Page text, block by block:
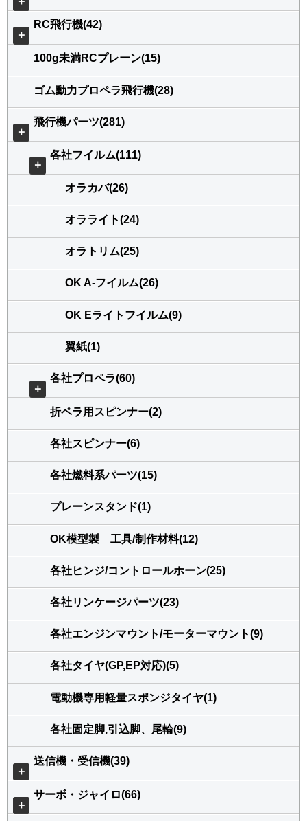
＋
RC飛行機(42)
100g未満RCプレーン(15)
ゴム動力プロペラ飛行機(28)
＋
飛行機パーツ(281)
＋
各社フイルム(111)
オラカバ(26)
オラライト(24)
オラトリム(25)
OK A-フイルム(26)
OK Eライトフイルム(9)
翼紙(1)
＋
各社プロペラ(60)
折ペラ用スピンナー(2)
各社スピンナー(6)
各社燃料系パーツ(15)
プレーンスタンド(1)
OK模型製 工具/制作材料(12)
各社ヒンジ/コントロールホーン(25)
各社リンケージパーツ(23)
各社エンジンマウント/モーターマウント(9)
各社タイヤ(GP,EP対応)(5)
電動機専用軽量スポンジタイヤ(1)
各社固定脚,引込脚、尾輪(9)
＋
送信機・受信機(39)
＋
サーボ・ジャイロ(66)